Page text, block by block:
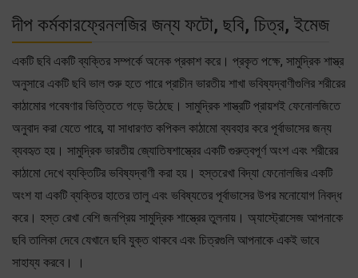
দীপ কর্মকারফ্রেনলজির জন্য ফটো, ছবি, চিত্র, ইমেজ
একটি ছবি একটি ব্যক্তির সম্পর্কে অনেক প্রকাশ করে। প্রকৃত পক্ষে, সামুদ্রিক শাস্ত্র
অনুসারে একটি ছবি ভাল শুরু হতে পারে প্রাচীন ভারতীয় শাখা ভবিষ্যদ্বাণীগুলির শরীরের
কাঠামোর গবেষণার ভিত্তিতে গড়ে উঠেছে। সামুদ্রিক শাস্ত্রটি প্রায়শই ফেনোলজিতে
অনুবাদ করা যেতে পারে, যা সাধারণত কপিকল কাঠামো ব্যবহার করে পূর্বাভাসের জন্য
ব্যবহৃত হয়। সামুদ্রিক ভারতীয় জ্যোতিষশাস্ত্রের একটি গুরুত্বপূর্ণ অংশ এবং শরীরের
কাঠামো দেখে ব্যক্তিটির ভবিষ্যদ্বাণী করা হয়। হস্তরেখা বিদ্যা ফেনোলজির একটি
অংশ যা একটি ব্যক্তির হাতের তালু এবং ভবিষ্যতের পূর্বাভাসের উপর মনোযোগ নিবদ্ধ
করে। হস্ত রেখা বেশি জনপ্রিয় সামুদ্রিক শাস্ত্রের তুলনায়। অ্যাস্ট্রোসেজ আপনাকে
ছবি তালিকা দেবে যেখানে ছবি যুক্ত থাকবে এবং চিত্রগুলি আপনাকে একই ভাবে
সাহায্য করবে। ।